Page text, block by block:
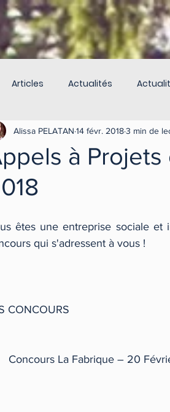
Articles Actualités
à
Alissa PELATAN 14 févr. 20183 min de
êtes une entreprise sociale et
qui s'adressent à vous !
CONCOURS
Concours La Fabrique – 20